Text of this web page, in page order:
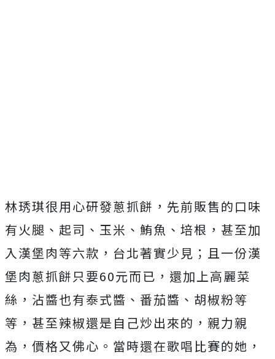
林琇琪很用心研發蔥抓餅，先前販售的口味
有火腿、起司、玉米、鮪魚、培根，甚至加
入漢堡肉等六款，台北著實少見；且一份漢
堡肉蔥抓餅只要60元而已，還加上高麗菜
絲，沾醬也有泰式醬、番茄醬、胡椒粉等
等，甚至辣椒還是自己炒出來的，親力親
為，價格又佛心。當時還在歌唱比賽的她，